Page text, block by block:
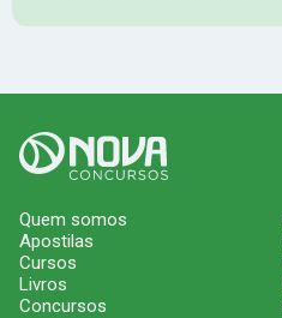
Quem somos
Apostilas
Cursos
Livros
Concursos